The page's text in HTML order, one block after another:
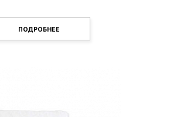
ПОДРОБНЕЕ